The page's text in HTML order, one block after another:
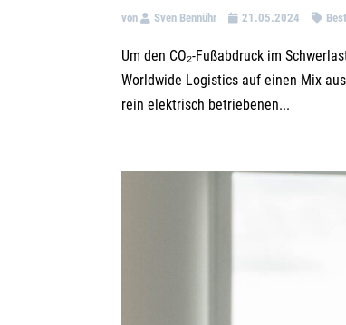
von Sven Bennühr 21.05.2024
Um den CO₂-Fußabdruck im
Worldwide Logistics auf einen Mix
rein elektrisch betriebenen...